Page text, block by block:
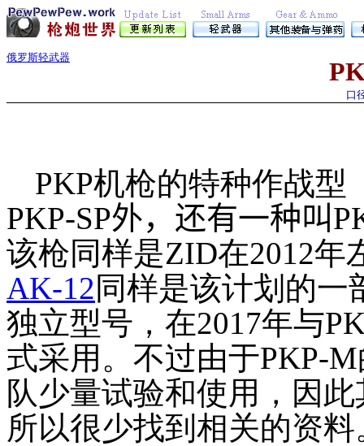
俄罗斯轻武器
口
PKP机枪的特种作战
PKP-SP外，还有一种叫
该枪同样是ZID在2012年
AK-12同样是该计划的一
独立型号，在2017年与
式采用。不过由于PKP-
队少量试验和使用，因
所以很少找到相关的资料